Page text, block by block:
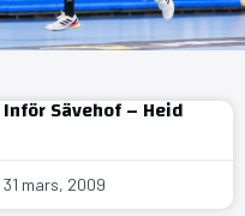
Inför Sävehof – Heid
31 mars, 2009